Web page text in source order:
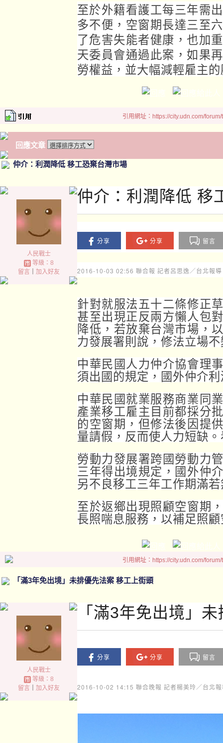
至於外籍看護工每三年需
多不便，空窗期長達三至
了危害失能者健康，也加
天委員會通過此案，如果
勞權益，並大幅減輕雇主
引用網址：https://city.udn.com/
回應文章
仲介：利潤降低 移工恐棄台灣市場
人民戰士
等級：8
留言｜ 加入好友
仲介：利潤降低 移
分享 分享 留言
2016-10-03 02:56 聯合報 記者呂思逸／台北報導
針對就服法五十二條修正
甚至出現正反兩方懶人包
降低，若放棄台灣市場，
力發展署則說，修法立場
中華民國人力仲介協會理
須出國的規定，國外仲介
中華民國就業服務商業同
產業移工雇主目前都採分
的空窗期，但修法後因提
量請假，反而使人力短缺
勞動力發展署跨國勞動力
三年得出境規定，國外仲
另不良移工三年工作期滿
至於返鄉出現照顧空窗期
長照喘息服務，以補足照
引用網址：https://city.udn.com/
「滿3年免出境」未排優先法案 移工上街頭
人民戰士
等級：8
留言｜ 加入好友
「滿3年免出境」
分享 分享 留言
2016-10-02 14:15 聯合晚報 記者楊美玲／台北